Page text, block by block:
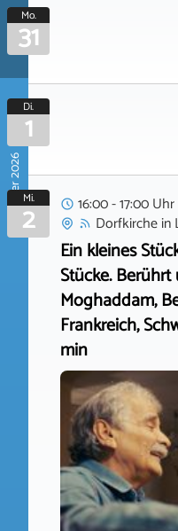
Mo.
31
September 2026
Di.
1
Mi.
2
16:00 - 17:00 Uhr
Dorfkirchein
Ein kleines
Stücke.
Moghaddam,
Frankreich,
min